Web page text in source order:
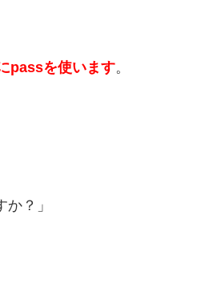
passを使います。
？」